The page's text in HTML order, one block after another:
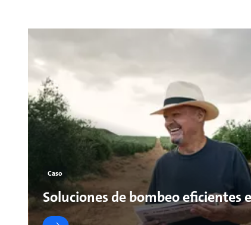
Caso
Soluciones de bombeo eficientes